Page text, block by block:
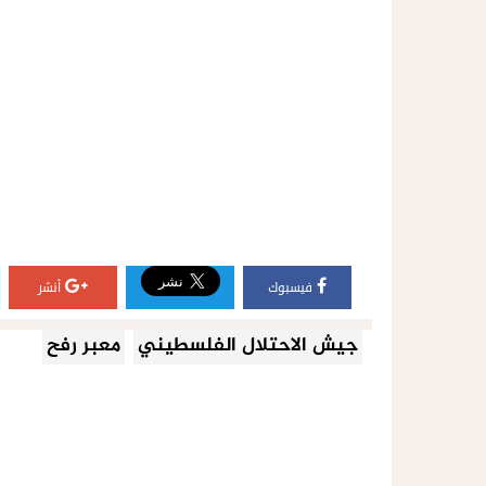
فيسبوك أنشر
جيش الاحتلال الفلسطيني معبر رفح